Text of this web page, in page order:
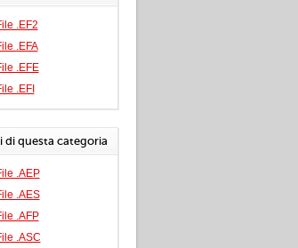
.EF2
.EFA
.EFE
.EFI
di questa categoria
.AEP
.AES
.AFP
.ASC